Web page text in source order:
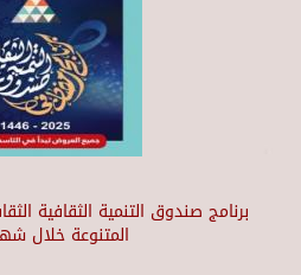
برنامج صندوق التنمية الثقافية
المتنوعة خلال